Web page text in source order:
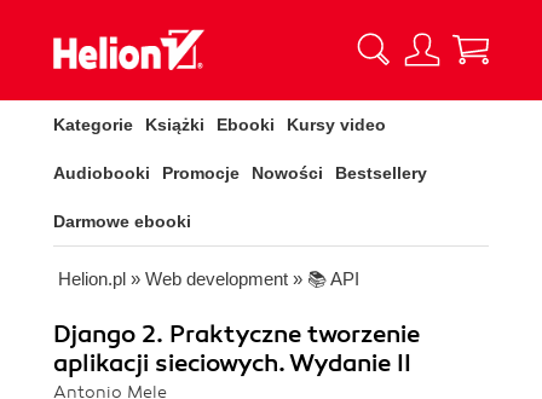
Kategorie Książki Ebooki Kursy video
Audiobooki Promocje Nowości Bestsellery
Darmowe ebooki
Helion.pl » Web development » 📚 API
Django 2. Praktyczne tworzenie
aplikacji sieciowych. Wydanie II
Antonio Mele